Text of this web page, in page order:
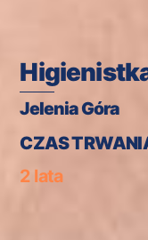
Jelenia Góra
CZAS
2 lata